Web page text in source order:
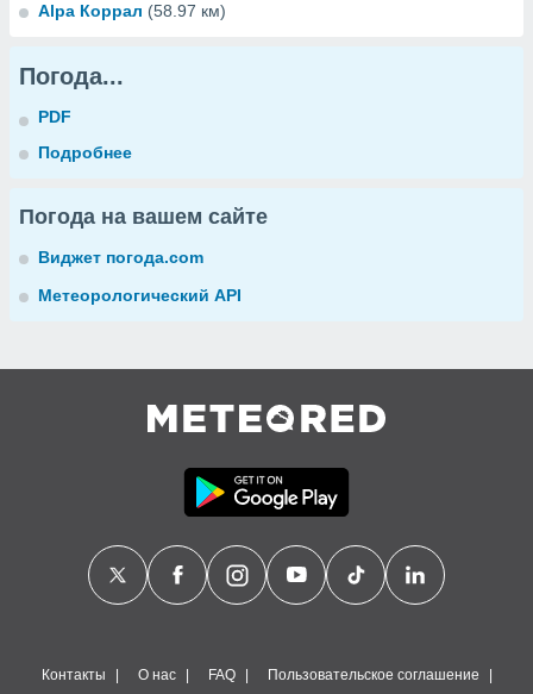
Alpa Коррал (58.97 км)
Погода...
PDF
Подробнее
Погода на вашем сайте
Виджет погода.com
Метеорологический API
Контакты О нас FAQ Пользовательское соглашение